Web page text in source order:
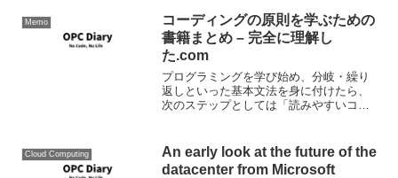
Memo
コーディングの原則を学ぶための
書籍まとめ – 完全に理解し
た.com
プログラミングを学び始め、分岐・繰り
返しといった基本文法を身に付けたら、
次のステップとしては「読みやすいコー
を学ぶための書籍を紹介します。情報源:
コーディングの原則を...
Cloud Computing
An early look at the future of the
datacenter from Microsoft